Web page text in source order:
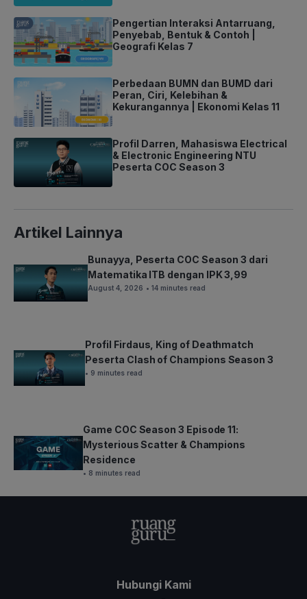
Pengertian Interaksi Antarruang,
Penyebab, Bentuk & Contoh |
Geografi Kelas 7
Perbedaan BUMN dan BUMD dari
Peran, Ciri, Kelebihan &
Kekurangannya | Ekonomi Kelas 11
Profil Darren, Mahasiswa Electrical
& Electronic Engineering NTU
Peserta COC Season 3
Artikel Lainnya
Bunayya, Peserta COC Season 3 dari
Matematika ITB dengan IPK 3,99
August 4, 2026 • 14 minutes read
Profil Firdaus, King of Deathmatch
Peserta Clash of Champions Season 3
• 9 minutes read
Game COC Season 3 Episode 11:
Mysterious Scatter & Champions
Residence
• 8 minutes read
Hubungi Kami